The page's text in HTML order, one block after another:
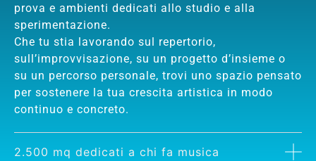
prova e ambienti dedicati allo studio e alla
sperimentazione.
Che tu stia lavorando sul repertorio,
sull’improvvisazione, su un progetto d’insieme o
su un percorso personale, trovi uno spazio pensato
per sostenere la tua crescita artistica in modo
continuo e concreto.
2.500 mq dedicati a chi fa musica